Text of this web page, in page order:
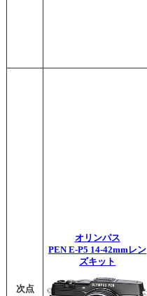
次点
オリンパス
PEN E-P5 14-42mmレン
ズキット